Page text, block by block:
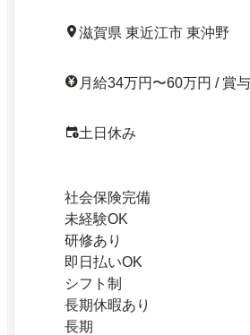
滋賀県 東近江市 東沖野
月給34万円〜60万円 / 賞
土日休み
社会保険完備
未経験OK
研修あり
即日払いOK
シフト制
長期休暇あり
長期